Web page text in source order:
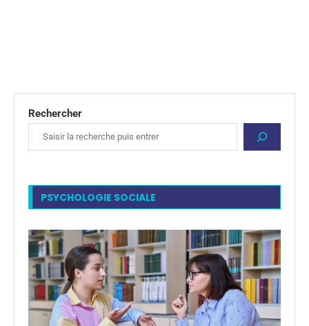
Rechercher
PSYCHOLOGIE SOCIALE